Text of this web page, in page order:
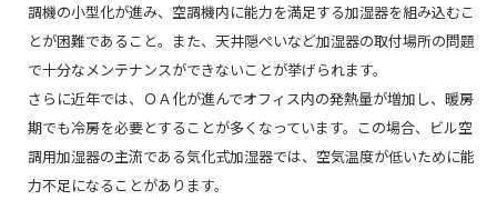
調機の小型化が進み、空調機内に能力を満足する加湿器を組み込むこ
とが困難であること。また、天井隠ぺいなど加湿器の取付場所の問題
で十分なメンテナンスができないことが挙げられます。
さらに近年では、ＯＡ化が進んでオフィス内の発熱量が増加し、暖房
期でも冷房を必要とすることが多くなっています。この場合、ビル空
調用加湿器の主流である気化式加湿器では、空気温度が低いために能
力不足になることがあります。